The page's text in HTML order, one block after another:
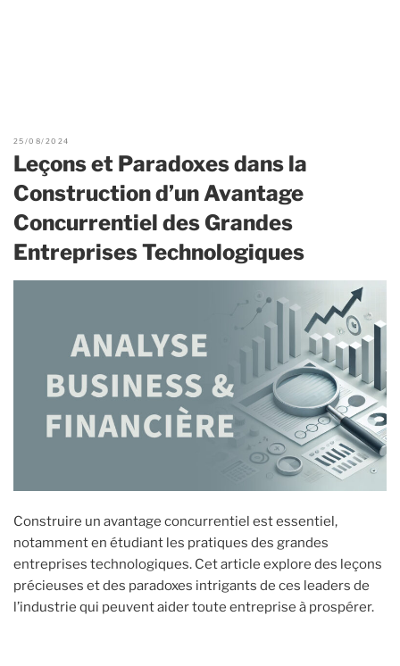
25/08/2024
Leçons et Paradoxes dans la
Construction d’un Avantage
Concurrentiel des Grandes
Entreprises Technologiques
Construire un avantage concurrentiel est essentiel,
notamment en étudiant les pratiques des grandes
entreprises technologiques. Cet article explore des leçons
précieuses et des paradoxes intrigants de ces leaders de
l’industrie qui peuvent aider toute entreprise à prospérer.